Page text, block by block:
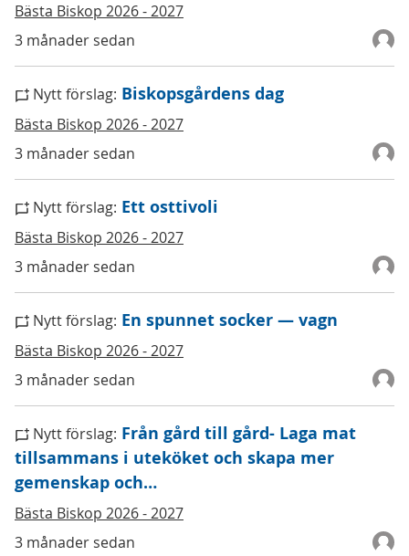
3 månader sedan
Bästa Biskop 2026 - 2027
3 månader sedan
Nytt förslag: Biskopsgårdens dag
Bästa Biskop 2026 - 2027
3 månader sedan
Nytt förslag: Ett osttivoli
Bästa Biskop 2026 - 2027
3 månader sedan
Nytt förslag: En spunnet socker — vagn
Bästa Biskop 2026 - 2027
3 månader sedan
Nytt förslag: Från gård till gård- Laga mat
tillsammans i uteköket och skapa mer
gemenskap och…
Bästa Biskop 2026 - 2027